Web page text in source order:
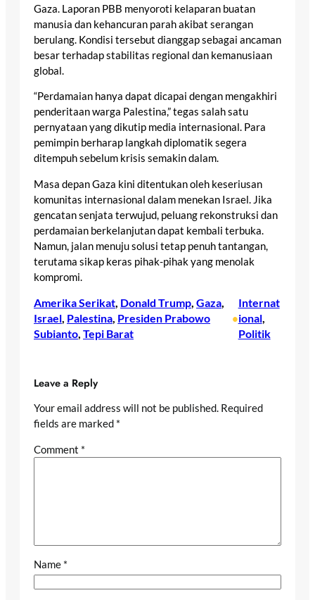
Gaza. Laporan PBB menyoroti kelaparan buatan
manusia dan kehancuran parah akibat serangan
berulang. Kondisi tersebut dianggap sebagai ancaman
besar terhadap stabilitas regional dan kemanusiaan
global.
“Perdamaian hanya dapat dicapai dengan mengakhiri
penderitaan warga Palestina,” tegas salah satu
pernyataan yang dikutip media internasional. Para
pemimpin berharap langkah diplomatik segera
ditempuh sebelum krisis semakin dalam.
Masa depan Gaza kini ditentukan oleh keseriusan
komunitas internasional dalam menekan Israel. Jika
gencatan senjata terwujud, peluang rekonstruksi dan
perdamaian berkelanjutan dapat kembali terbuka.
Namun, jalan menuju solusi tetap penuh tantangan,
terutama sikap keras pihak-pihak yang menolak
kompromi.
Amerika Serikat, Donald Trump, Gaza
Israel, Palestina, Presiden Prabowo
Subianto, Tepi Barat
•
Internat
ional
Politik
Leave a Reply
Your email address will not be published. Required
fields are marked *
Comment *
Name *